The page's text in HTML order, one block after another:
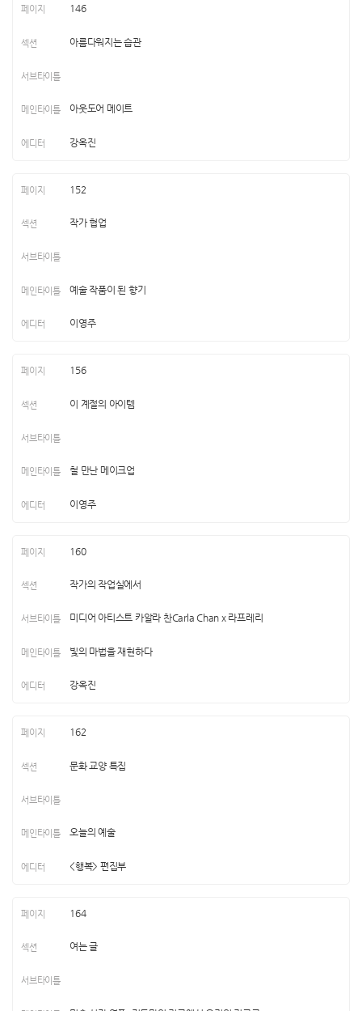
146
아름다워지는 습관
아웃도어 메이트
강옥진
152
작가 협업
예술 작품이 된 향기
이영주
156
이 계절의 아이템
철 만난 메이크업
이영주
160
작가의 작업실에서
미디어 아티스트 카알라 찬Carla Chan x 라프레리
빛의 마법을 재현하다
강옥진
162
문화 교양 특집
오늘의 예술
<행복> 편집부
164
여는 글